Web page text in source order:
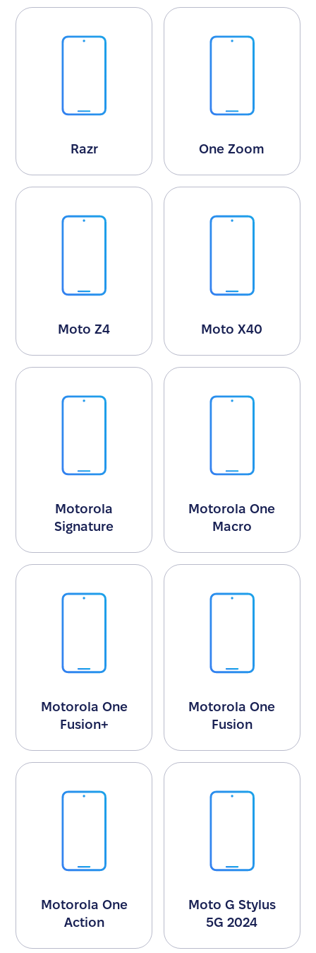
Razr One Zoom
Moto Z4 Moto X40
Motorola
Signature
Motorola One
Macro
Motorola One
Fusion+
Motorola One
Fusion
Motorola One
Action
Moto G Stylus
5G 2024